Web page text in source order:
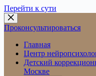
Перейти к сути
Проконсультироваться
Главная
Центр
Детский
Москве